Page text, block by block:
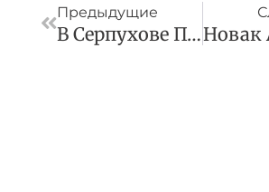
Предыдущие
В Серпухове Продолжаются Рейды По Выявлению Запаркованности